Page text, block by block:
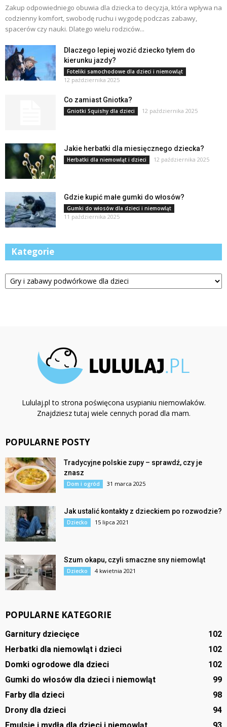
Zakup odpowiedniego obuwia dla dziecka to decyzja, która wpływa na
codzienny komfort, swobodę ruchu i wygodę podczas zabawy,
spacerów czy nauki. Dlatego wielu rodziców...
Dlaczego lepiej wozić dziecko tyłem do
kierunku jazdy?
Foteliki samochodowe dla dzieci i niemowląt
12 października 2025
Co zamiast Gniotka?
Gniotki Squishy dla dzieci 12 października 2025
Jakie herbatki dla miesięcznego dziecka?
Herbatki dla niemowląt i dzieci 12 października 2025
Gdzie kupić małe gumki do włosów?
Gumki do włosów dla dzieci i niemowląt
11 października 2025
Kategorie
Kategorie
Lululaj.pl to strona poświęcona usypianiu niemowlaków.
Znajdziesz tutaj wiele cennych porad dla mam.
POPULARNE POSTY
Tradycyjne polskie zupy – sprawdź, czy je
znasz
Dom i ogród 31 marca 2025
Jak ustalić kontakty z dzieckiem po rozwodzie?
Dziecko 15 lipca 2021
Szum okapu, czyli smaczne sny niemowląt
Dziecko 4 kwietnia 2021
POPULARNE KATEGORIE
Garnitury dziecięce
102
Herbatki dla niemowląt i dzieci
102
Domki ogrodowe dla dzieci
102
Gumki do włosów dla dzieci i niemowląt
99
Farby dla dzieci
98
Drony dla dzieci
94